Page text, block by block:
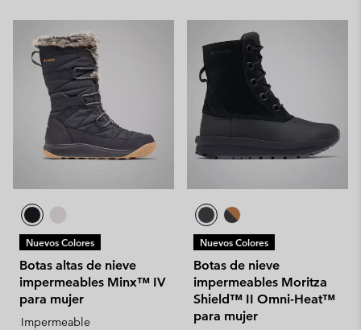
Nuevos Colores
Botas altas de nieve
impermeables Minx™ IV
para mujer
Impermeable
Nuevos Colores
Botas de nieve
impermeables Moritza
Shield™ II Omni-Heat™
para mujer